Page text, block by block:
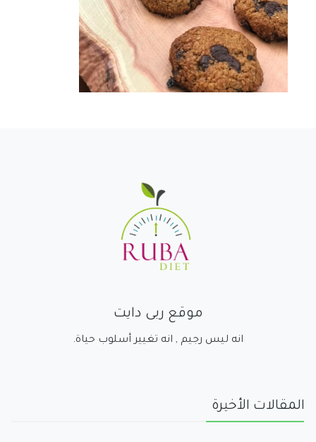
موقع ربى دايت
انه ليس رجيم , انه تغيير أسلوب حياة.
المقالات الأخيرة